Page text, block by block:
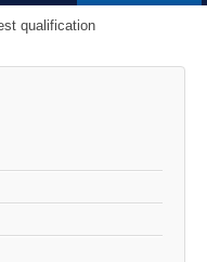
qualification